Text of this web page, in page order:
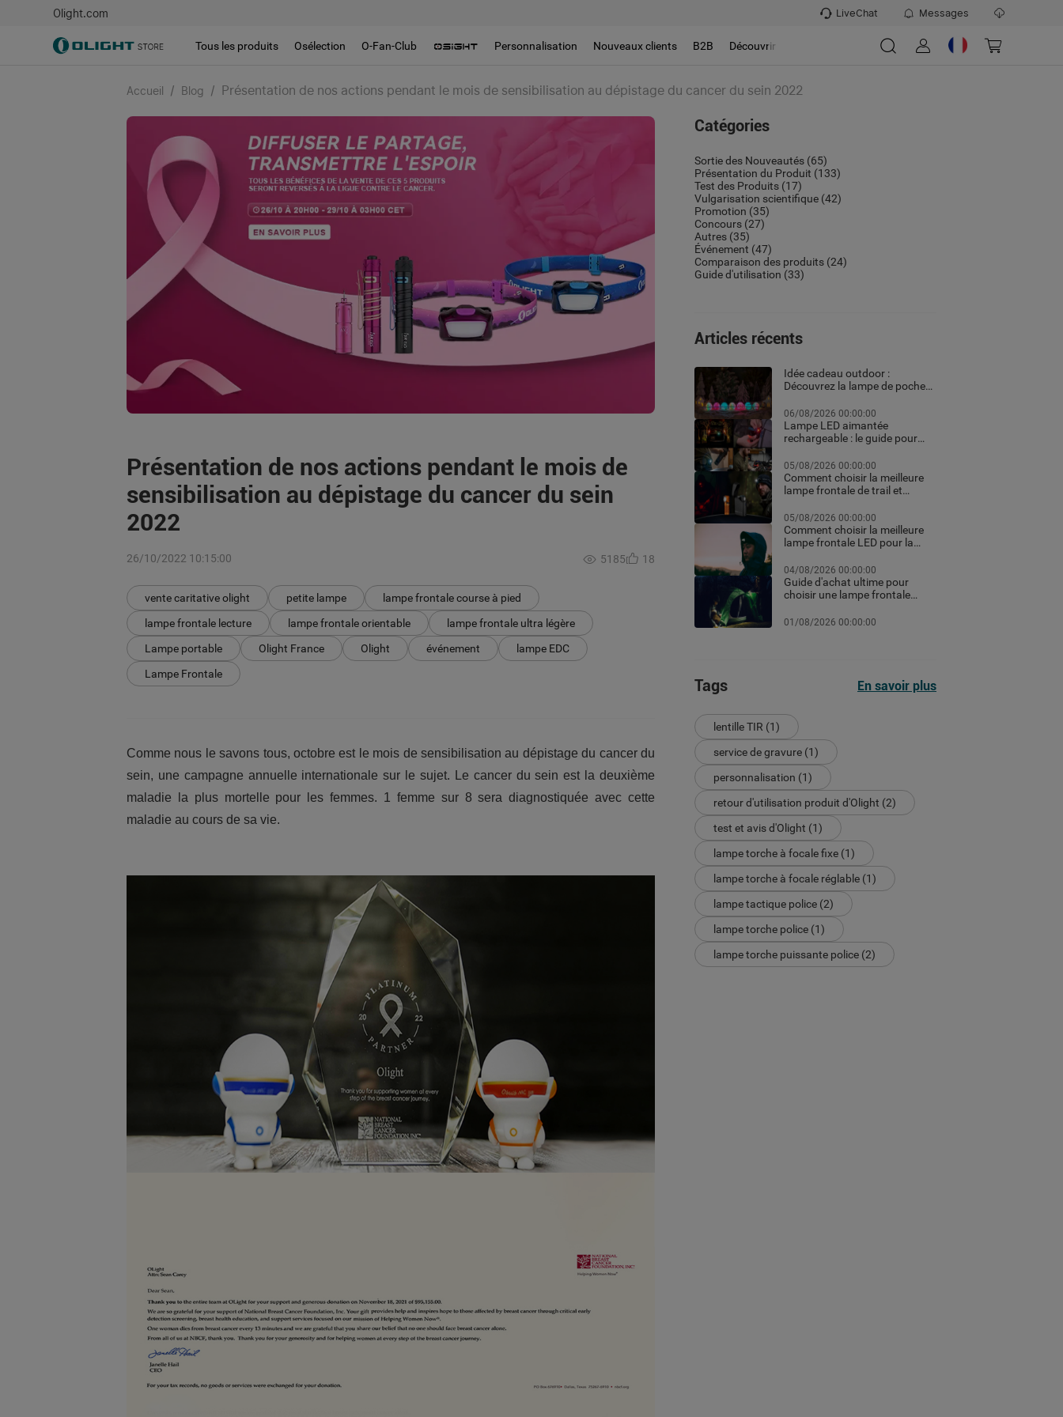
Olight.com LiveChat Messages
Tous les produits Osélection O-Fan-Club Personnalisation Nouveaux clients B2B Découvrir
Accueil / Blog / Présentation de nos actions pendant le mois de sensibilisation au dépistage du cancer du sein 2022
Présentation de nos actions pendant le mois de
sensibilisation au dépistage du cancer du sein
2022
26/10/2022 10:15:00
vente caritative olight petite lampe
lampe frontale course à pied
lampe frontale lecture
lampe frontale orientable
lampe frontale ultra légère
Lampe portable
Olight France Olight événement
lampe EDC
Lampe Frontale
5185 18
Comme nous le savons tous, octobre est le mois de sensibilisation au dépistage du cancer du
sein, une campagne annuelle internationale sur le sujet. Le cancer du sein est la deuxième
maladie la plus mortelle pour les femmes. 1 femme sur 8 sera diagnostiquée avec cette
maladie au cours de sa vie.
Catégories
Sortie des Nouveautés (65)
Présentation du Produit (133)
Test des Produits (17)
Vulgarisation scientifique (42)
Promotion (35)
Concours (27)
Autres (35)
Événement (47)
Comparaison des produits (24)
Guide d'utilisation (33)
Articles récents
Idée cadeau outdoor :
Découvrez la lampe de poche
équipements high-tech pour
Noël
06/08/2026 00:00:00
Lampe LED aimantée
rechargeable : le guide pour
05/08/2026 00:00:00
Comment choisir la meilleure
lampe frontale de trail et
nuit
05/08/2026 00:00:00
Comment choisir la meilleure
lampe frontale LED pour la
04/08/2026 00:00:00
Guide d'achat ultime pour
choisir une lampe frontale
professionnelle pour le
01/08/2026 00:00:00
Tags En savoir plus
lentille TIR (1)
service de gravure (1)
personnalisation (1)
retour d'utilisation produit d'Olight (2)
test et avis d'Olight (1)
lampe torche à focale fixe (1)
lampe torche à focale réglable (1)
lampe tactique police (2)
lampe torche police (1)
lampe torche puissante police (2)